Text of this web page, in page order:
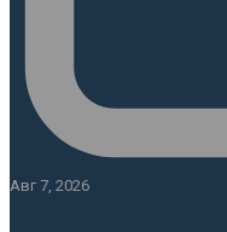
Авг 7, 2026